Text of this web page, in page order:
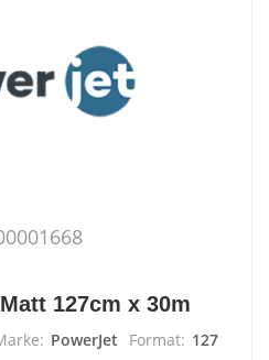
127cm x 30m
PowerJet Format: 127